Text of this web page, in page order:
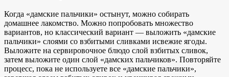
Когда «дамские пальчики» остынут, можно собирать
домашнее лакомство. Можно попробовать множество
вариантов, но классический вариант — выложить «дамские
пальчики» слоями со взбитыми сливками исвежие ягоды.
Выложите на сервировочное блюдо слой взбитых сливок,
затем выложите один слой «дамских пальчиков». Повторяйте
процесс, пока не используете все «дамские пальчики»,